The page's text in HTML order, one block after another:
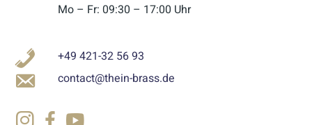
Mo – Fr: 09:30 – 17:00 Uhr
+49 421-32 56 93
contact@thein-brass.de